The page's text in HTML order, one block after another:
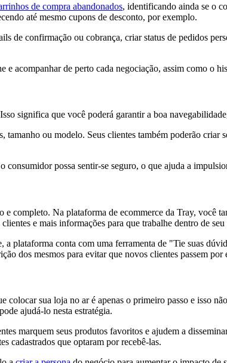
de compra abandonados, identificando ainda se o
até mesmo cupons de desconto, por exemplo.
de confirmação ou cobrança, criar status de pedidos
e acompanhar de perto cada negociação, assim como o
significa que você poderá garantir a boa
tamanho ou modelo. Seus clientes também poderão
possa sentir-se seguro, o que ajuda a
e completo. Na plataforma de ecommerce da Tray, você
e mais informações para que trabalhe dentro de
plataforma conta com uma ferramenta de "Tie suas
dos mesmos para evitar que novos clientes passem por
sua loja no ar é apenas o primeiro passo e isso
pode ajudá-lo nesta estratégia.
marquem seus produtos favoritos e ajudem a
cadastrados que optaram por recebê-las.